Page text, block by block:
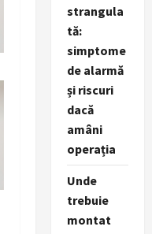
strangula
tă:
simptome
de alarmă
și riscuri
dacă
amâni
operația
Unde
trebuie
montat